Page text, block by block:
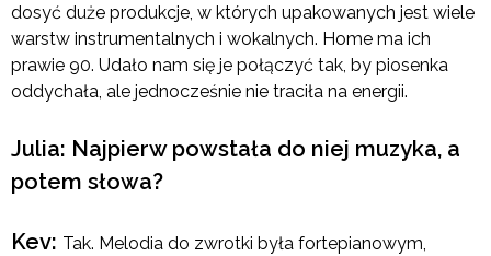
dosyć duże produkcje, w których upakowanych jest wiele
warstw instrumentalnych i wokalnych. Home ma ich
prawie 90. Udało nam się je połączyć tak, by piosenka
oddychała, ale jednocześnie nie traciła na energii.
Julia: Najpierw powstała do niej muzyka, a
potem słowa?
Kev: Tak. Melodia do zwrotki była fortepianowym,